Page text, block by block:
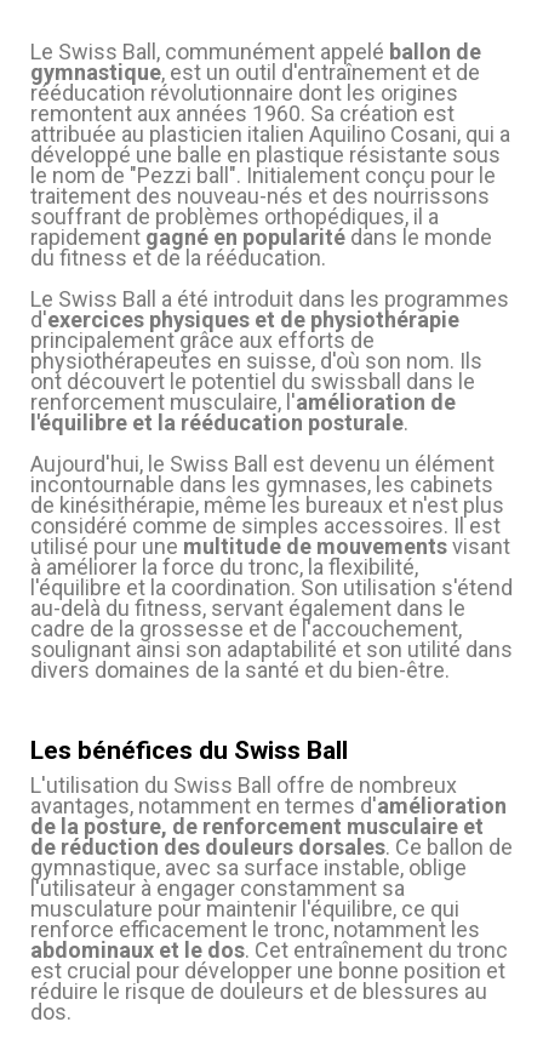
(11 avis)
Le Swiss Ball, communément appelé ballon de
gymnastique, est un outil d'entraînement et de
rééducation révolutionnaire dont les origines
remontent aux années 1960. Sa création est
attribuée au plasticien italien Aquilino Cosani, qui a
développé une balle en plastique résistante sous
le nom de "Pezzi ball". Initialement conçu pour le
traitement des nouveau-nés et des nourrissons
souffrant de problèmes orthopédiques, il a
rapidement gagné en popularité dans le monde
du fitness et de la rééducation.
Le Swiss Ball a été introduit dans les programmes
d'exercices physiques et de physiothérapie
principalement grâce aux efforts de
physiothérapeutes en suisse, d'où son nom. Ils
ont découvert le potentiel du swissball dans le
renforcement musculaire, l'amélioration de
l'équilibre et la rééducation posturale.
Aujourd'hui, le Swiss Ball est devenu un élément
incontournable dans les gymnases, les cabinets
de kinésithérapie, même les bureaux et n'est plus
considéré comme de simples accessoires. Il est
utilisé pour une multitude de mouvementsvisant
à améliorer la force du tronc, la flexibilité,
l'équilibre et la coordination. Son utilisation s'étend
au-delà du fitness, servant également dans le
cadre de la grossesse et de l'accouchement,
soulignant ainsi son adaptabilité et son utilité dans
divers domaines de la santé et du bien-être.
Les bénéfices du Swiss Ball
L'utilisation du Swiss Ball offre de nombreux
avantages, notamment en termes d'amélioration
de la posture, de renforcement musculaire et
de réduction des douleurs dorsales. Ce ballon de
gymnastique, avec sa surface instable, oblige
l'utilisateur à engager constamment sa
musculature pour maintenir l'équilibre, ce qui
renforce efficacement le tronc, notamment les
abdominaux et le dos. Cet entraînement du tronc
est crucial pour développer une bonne position et
réduire le risque de douleurs et de blessures au
dos.